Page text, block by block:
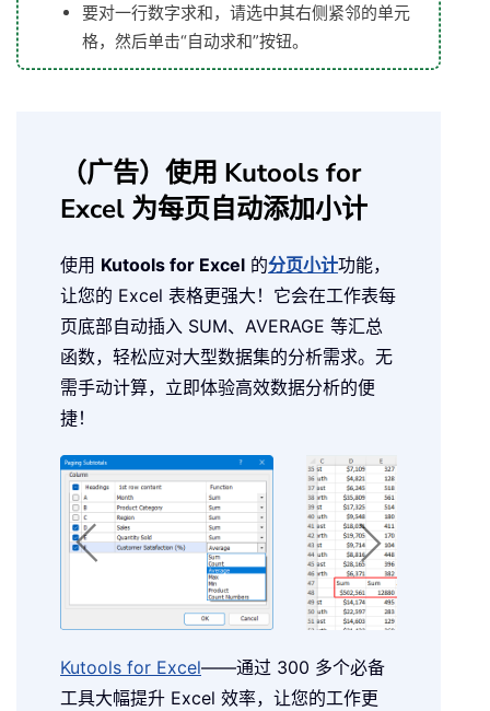
要对一行数字求和，请选中其右侧紧邻的单元
格，然后单击“自动求和”按钮。
（广告）使用 Kutools for
Excel 为每页自动添加小计
使用 Kutools for Excel 的分页小计功能，
让您的 Excel 表格更强大！它会在工作表每
页底部自动插入 SUM、AVERAGE 等汇总
函数，轻松应对大型数据集的分析需求。无
需手动计算，立即体验高效数据分析的便
捷！
Kutools for Excel——通过 300 多个必备
工具大幅提升 Excel 效率，让您的工作更